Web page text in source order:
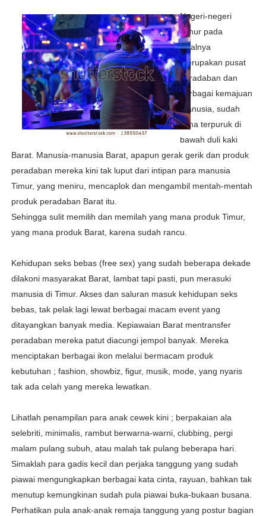
Selamat Atas Kelahiran Kepada Yang Pernah Dilahirkan
Selamat Kelahiran Isa AS Ibnu Maryam
Antara Pilkada dan Permainan Sepakbola
Visioner, Saya Ingin Anak Saya Lebih Baik
Tuhan, Kenalan Dong......
Pelacur Itu Tak Tanya Agama
Negeri-negeri
Timur pada
awalnya
merupakan pusat
peradaban dan
berbagai kemajuan
manusia, sudah
lama terpuruk di
bawah duli kaki
Barat. Manusia-manusia Barat, apapun gerak gerik dan produk
peradaban mereka kini tak luput dari intipan para manusia
Timur, yang meniru, mencaplok dan mengambil mentah-mentah
produk peradaban Barat itu.
Sehingga sulit memilih dan memilah yang mana produk Timur,
yang mana produk Barat, karena sudah rancu.
Kehidupan seks bebas (free sex) yang sudah beberapa dekade
dilakoni masyarakat Barat, lambat tapi pasti, pun merasuki
manusia di Timur. Akses dan saluran masuk kehidupan seks
bebas, tak pelak lagi lewat berbagai macam event yang
ditayangkan banyak media. Kepiawaian Barat mentransfer
peradaban mereka patut diacungi jempol banyak. Mereka
menciptakan berbagai ikon melalui bermacam produk
kebutuhan ; fashion, showbiz, figur, musik, mode, yang nyaris
tak ada celah yang mereka lewatkan.
Lihatlah penampilan para anak cewek kini ; berpakaian ala
selebriti, minimalis, rambut berwarna-warni, clubbing, pergi
malam pulang subuh, atau malah tak pulang beberapa hari.
Simaklah para gadis kecil dan perjaka tanggung yang sudah
piawai mengungkapkan berbagai kata cinta, rayuan, bahkan tak
menutup kemungkinan sudah pula piawai buka-bukaan busana.
Perhatikan pula anak-anak remaja tanggung yang postur bagian